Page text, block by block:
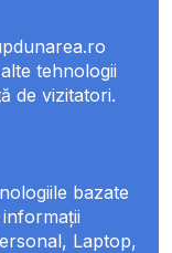
tehnologii
de vizitatori.
bazate
Laptop,